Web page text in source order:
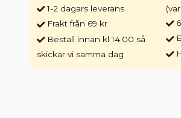
1-2 dagars leverans
Frakt från 69 kr
Beställ innan kl 14.00 så
skickar vi samma dag